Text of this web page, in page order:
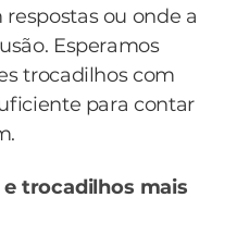
ou onde a
Esperamos
trocadilhos com
para contar
e trocadilhos mais